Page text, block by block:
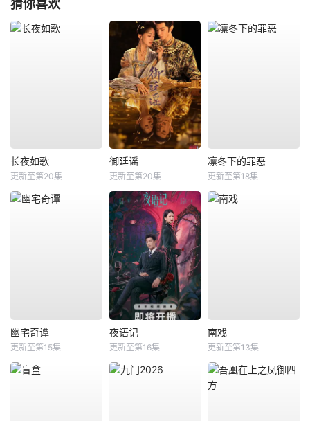
猜你喜欢
长夜如歌
更新至第20集
御廷谣
更新至第20集
凛冬下的罪恶
更新至第18集
幽宅奇谭
更新至第15集
夜语记
更新至第16集
南戏
更新至第13集